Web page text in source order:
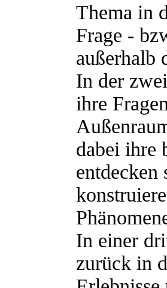
Thema in
Frage -
außerhalb
In der
ihre
dabei ihre
In einer
zurück in